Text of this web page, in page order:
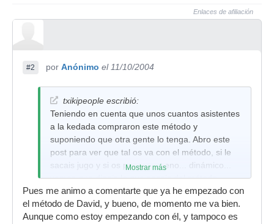
Enlaces de afiliación
#2 por Anónimo el 11/10/2004
txikipeople escribió:
Teniendo en cuenta que unos cuantos asistentes
a la kedada compraron este método y
suponiendo que otra gente lo tenga. Abro este
post para ver que tal os va con el método, si le
sacais jugo y si os parece ameno... dinámico...
vamos que digais lo que sacais del método.
Un saludete.
- Txiki -
Mostrar más
Pues me animo a comentarte que ya he empezado con
el método de David, y bueno, de momento me va bien.
Aunque como estoy empezando con él, y tampoco es